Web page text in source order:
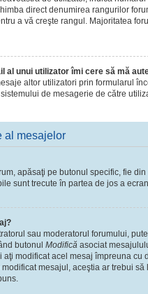
direct denumirea rangurilor
a vă creşte rangul. Majoritatea
al unui utilizator îmi cere să mă
altor utilizatori prin formularul
de mesagerie de către
al mesajelor
apăsaţi pe butonul specific, fie
sunt trecute în partea de jos a
sau moderatorul forumului,
butonul Modifică asociat
modificat acel mesaj împreuna
mesajul, aceştia ar trebui